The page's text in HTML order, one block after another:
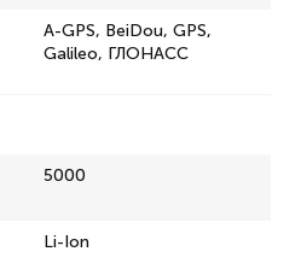
A-GPS, BeiDou, GPS,
Galileo, ГЛОНАСС
5000
Li-Ion